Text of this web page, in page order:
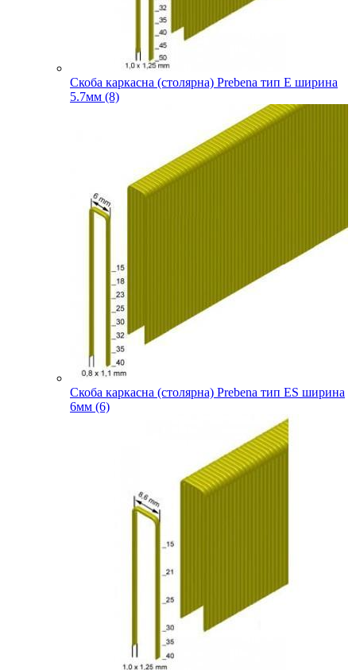
Скоба каркасна (столярна) Prebena тип E ширина
5.7мм (8)
Скоба каркасна (столярна) Prebena тип ES ширина
6мм (6)